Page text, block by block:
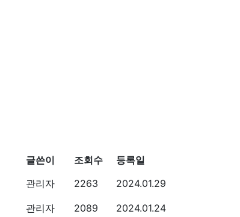
글쓴이 조회수
등록일
관리자 2263 2024.01.29
관리자 2089 2024.01.24